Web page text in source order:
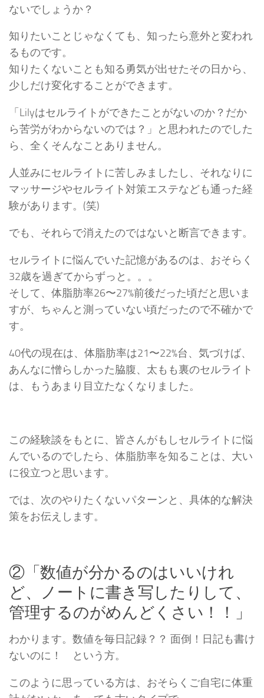
ないでしょうか？
知りたいことじゃなくても、知ったら意外と変われ
るものです。
知りたくないことも知る勇気が出せたその日から、
少しだけ変化することができます。
「Lilyはセルライトができたことがないのか？だか
ら苦労がわからないのでは？」と思われたのでした
ら、全くそんなことありません。
人並みにセルライトに苦しみましたし、それなりに
マッサージやセルライト対策エステなども通った経
験があります。(笑)
でも、それらで消えたのではないと断言できます。
セルライトに悩んでいた記憶があるのは、おそらく
32歳を過ぎてからずっと。。。
そして、体脂肪率26〜27%前後だった頃だと思いま
すが、ちゃんと測っていない頃だったので不確かで
す。
40代の現在は、体脂肪率は21〜22%台、気づけば、
あんなに憎らしかった脇腹、太もも裏のセルライト
は、もうあまり目立たなくなりました。
この経験談をもとに、皆さんがもしセルライトに悩
んでいるのでしたら、体脂肪率を知ることは、大い
に役立つと思います。
では、次のやりたくないパターンと、具体的な解決
策をお伝えします。
②「数値が分かるのはいいけれ
ど、ノートに書き写したりして、
管理するのがめんどくさい！！」
わかります。数値を毎日記録？？ 面倒！日記も書け
ないのに！ という方。
このように思っている方は、おそらくご自宅に体重